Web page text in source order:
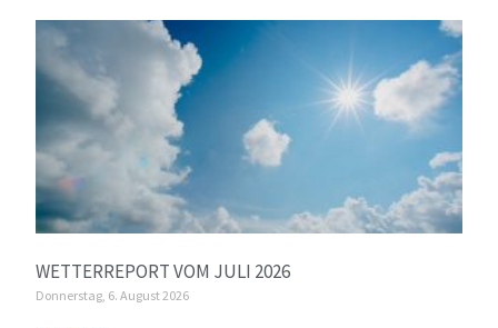
WETTERREPORT VOM JULI 2026
Donnerstag, 6. August 2026